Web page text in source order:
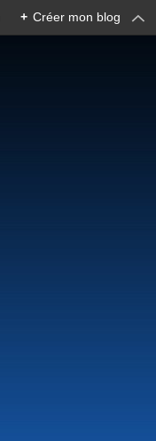
+ Créer mon blog